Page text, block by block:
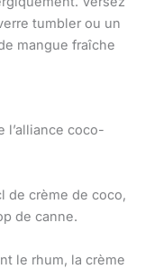
tumbler ou un
mangue fraîche
l’alliance coco-
de crème de coco,
de canne.
le rhum, la crème